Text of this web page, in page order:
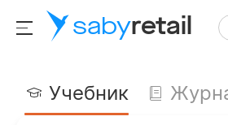
sabyretail
Учебник